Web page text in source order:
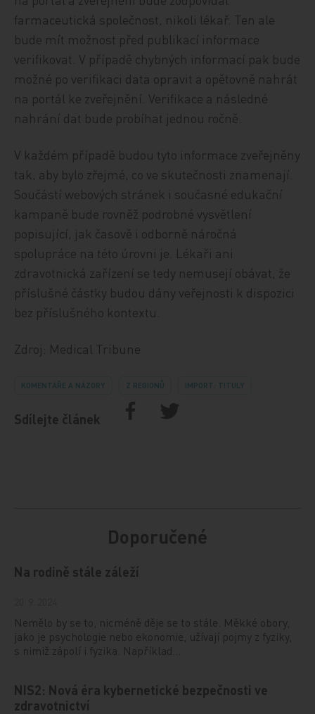
farmaceutická společnost, nikoli lékař. Ten ale
bude mít možnost před publikací informace
verifikovat. V případě chybných informací pak bude
možné po verifikaci data opravit a opětovně nahrát
na portál ke zveřejnění. Verifikace a následné
nahrání dat bude probíhat jednou ročně.
V každém případě budou tyto informace zveřejněny
tak, aby bylo zřejmé, co ve skutečnosti znamenají.
Součástí webových stránek i současné edukační
kampaně bude rovněž podrobné vysvětlení
popisující, jak časově i odborně náročná
spolupráce na této úrovni je. Lékaři ani
zdravotnická zařízení se tedy nemusejí obávat, že
příslušné částky budou dány veřejnosti k dispozici
bez příslušného kontextu.
Zdroj: Medical Tribune
KOMENTÁŘE A NÁZORY Z REGIONŮ IMPORT: TITULY
Sdílejte článek
Doporučené
Na rodině stále záleží
Nemělo by se to, nicméně děje se to stále. Měkké obory,
jako je psychologie nebo ekonomie, užívají pojmy z fyziky,
s nimiž zápolí i fyzika. Například…
NIS2: Nová éra kybernetické bezpečnosti ve
zdravotnictví